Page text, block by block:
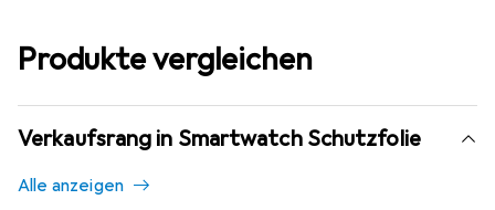
Produkte vergleichen
Verkaufsrang in Smartwatch Schutzfolie
Alle anzeigen